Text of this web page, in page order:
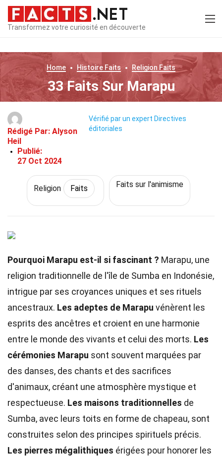
Transformez votre curiosité en découverte
Home Histoire Faits Religion Faits
33 Faits Sur Marapu
Rédigé Par: Alyson
Heil
Publié:
27 Oct 2024
Vérifié par un expert Directives
éditoriales
Religion Faits Faits sur l'animisme
Pourquoi Marapu est-il si fascinant ? Marapu, une
religion traditionnelle de l'île de Sumba en Indonésie,
intrigue par ses croyances uniques et ses rituels
ancestraux. Les adeptes de Marapu vénèrent les
esprits des ancêtres et croient en une harmonie
entre le monde des vivants et celui des morts. Les
cérémonies Marapu sont souvent marquées par
des danses, des chants et des sacrifices
d'animaux, créant une atmosphère mystique et
respectueuse. Les maisons traditionnelles de
Sumba, avec leurs toits en forme de chapeau, sont
construites selon des principes spirituels précis.
Les pierres mégalithiques érigées pour honorer les